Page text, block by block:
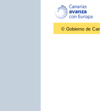
© Gobierno de